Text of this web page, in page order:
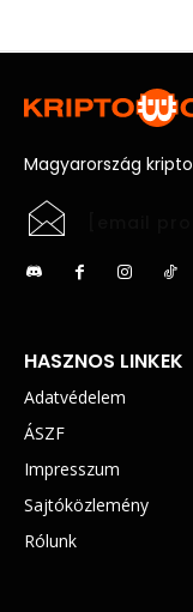
Magyarország
HASZNOS LINKEK
Adatvédelem
ÁSZF
Impresszum
Sajtóközlemény
Rólunk